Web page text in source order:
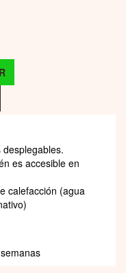
es accesible en
calefacción (agua